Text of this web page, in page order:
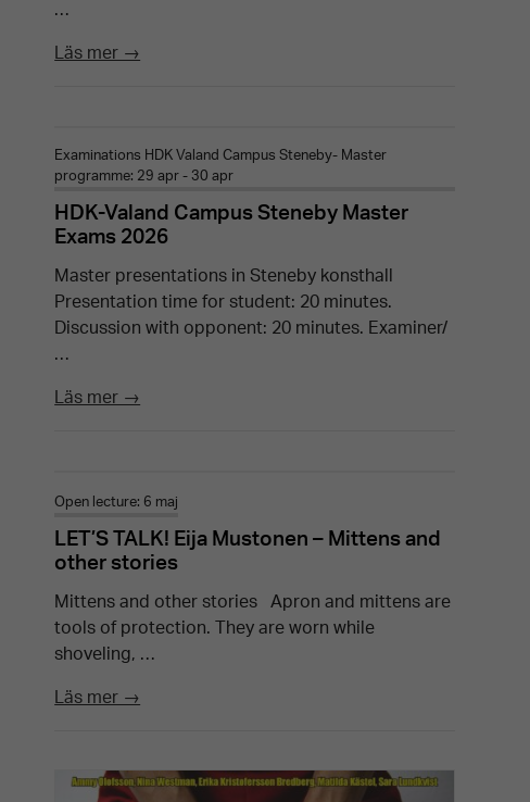
…
Läs mer →
Examinations HDK Valand Campus Steneby- Master
programme: 29 apr - 30 apr
HDK-Valand Campus Steneby Master
Exams 2026
Master presentations in Steneby konsthall
Presentation time for student: 20 minutes.
Discussion with opponent: 20 minutes. Examiner/
…
Läs mer →
Open lecture: 6 maj
LET’S TALK! Eija Mustonen – Mittens and
other stories
Mittens and other stories Apron and mittens are
tools of protection. They are worn while
shoveling, …
Läs mer →